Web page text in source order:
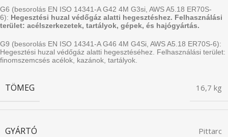
G6 (besorolás EN ISO 14341-A G42 4M G3si, AWS A5.18 ER70S-
6): Hegesztési huzal védőgáz alatti hegesztéshez. Felhasználási
terület: acélszerkezetek, tartályok, gépek, és hajógyártás.
G9 (besorolás EN ISO 14341-A G46 4M G4Si, AWS A5.18 ER70S-6):
Hegesztési huzal védőgáz alatti hegesztéséhez. Felhasználási terület:
finomszemcsés acélok, kazánok, tartályok.
TÖMEG 16,7 kg
GYÁRTÓ Pittarc